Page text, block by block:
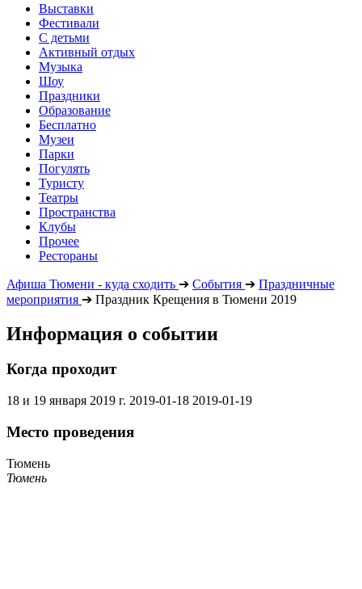
Выставки
Фестивали
С детьми
Активный отдых
Музыка
Шоу
Праздники
Образование
Бесплатно
Музеи
Парки
Погулять
Туристу
Театры
Пространства
Клубы
Прочее
Рестораны
Афиша Тюмени - куда сходить ➔ События ➔ Праздничные
мероприятия ➔ Праздник Крещения в Тюмени 2019
Информация о событии
Когда проходит
18 и 19 января 2019 г. 2019-01-18 2019-01-19
Место проведения
Тюмень
Тюмень